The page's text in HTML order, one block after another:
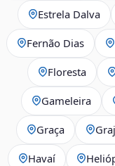
Estrela Dalva
Fernão Dias
Floresta
Gameleira
Graça
Havaí